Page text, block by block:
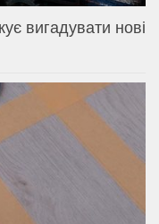
вигадувати нові